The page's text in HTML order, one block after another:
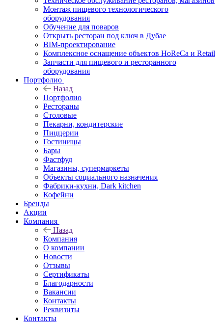
Монтаж пищевого технологического
оборудования
Обучение для поваров
Открыть ресторан под ключ в Дубае
BIM-проектирование
Комплексное оснащение объектов HoReCa и Retail
Запчасти для пищевого и ресторанного
оборудования
Портфолио
Назад
Портфолио
Рестораны
Столовые
Пекарни, кондитерские
Пиццерии
Гостиницы
Бары
Фастфуд
Магазины, супермаркеты
Объекты социального назначения
Фабрики-кухни, Dark kitchen
Кофейни
Бренды
Акции
Компания
Назад
Компания
О компании
Новости
Отзывы
Сертификаты
Благодарности
Вакансии
Контакты
Реквизиты
Контакты